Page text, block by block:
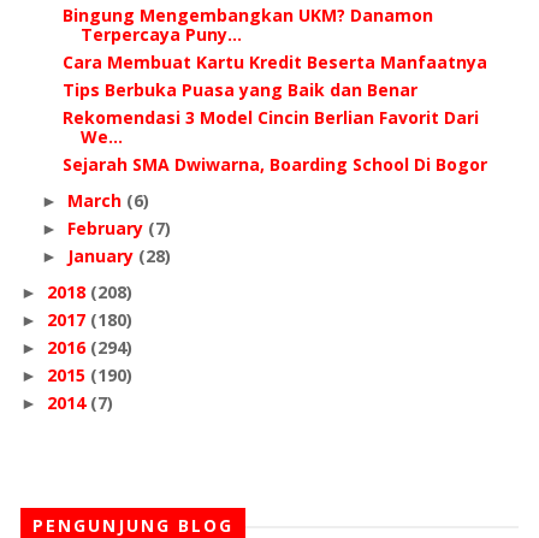
Bingung Mengembangkan UKM? Danamon
Terpercaya Puny...
Cara Membuat Kartu Kredit Beserta Manfaatnya
Tips Berbuka Puasa yang Baik dan Benar
Rekomendasi 3 Model Cincin Berlian Favorit Dari
We...
Sejarah SMA Dwiwarna, Boarding School Di Bogor
► March (6)
► February (7)
► January (28)
► 2018 (208)
► 2017 (180)
► 2016 (294)
► 2015 (190)
► 2014 (7)
PENGUNJUNG BLOG